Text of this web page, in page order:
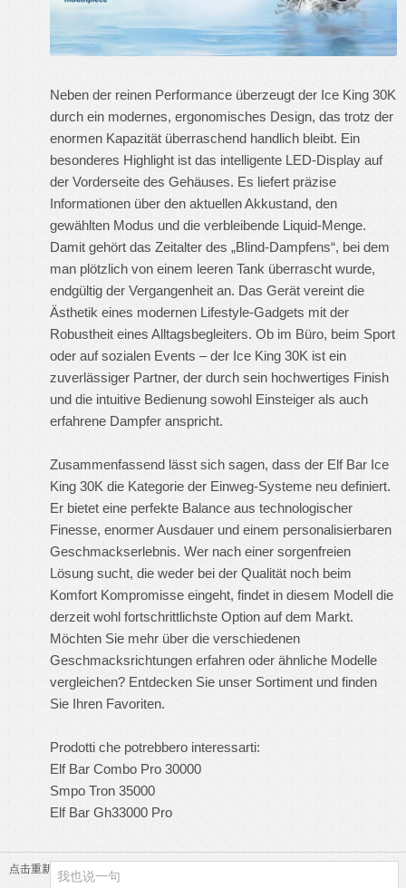
Neben der reinen Performance überzeugt der Ice King 30K
durch ein modernes, ergonomisches Design, das trotz der
enormen Kapazität überraschend handlich bleibt. Ein
besonderes Highlight ist das intelligente LED-Display auf
der Vorderseite des Gehäuses. Es liefert präzise
Informationen über den aktuellen Akkustand, den
gewählten Modus und die verbleibende Liquid-Menge.
Damit gehört das Zeitalter des „Blind-Dampfens“, bei dem
man plötzlich von einem leeren Tank überrascht wurde,
endgültig der Vergangenheit an. Das Gerät vereint die
Ästhetik eines modernen Lifestyle-Gadgets mit der
Robustheit eines Alltagsbegleiters. Ob im Büro, beim Sport
oder auf sozialen Events – der Ice King 30K ist ein
zuverlässiger Partner, der durch sein hochwertiges Finish
und die intuitive Bedienung sowohl Einsteiger als auch
erfahrene Dampfer anspricht.
Zusammenfassend lässt sich sagen, dass der Elf Bar Ice
King 30K die Kategorie der Einweg-Systeme neu definiert.
Er bietet eine perfekte Balance aus technologischer
Finesse, enormer Ausdauer und einem personalisierbaren
Geschmackserlebnis. Wer nach einer sorgenfreien
Lösung sucht, die weder bei der Qualität noch beim
Komfort Kompromisse eingeht, findet in diesem Modell die
derzeit wohl fortschrittlichste Option auf dem Markt.
Möchten Sie mehr über die verschiedenen
Geschmacksrichtungen erfahren oder ähnliche Modelle
vergleichen? Entdecken Sie unser Sortiment und finden
Sie Ihren Favoriten.
Prodotti che potrebbero interessarti:
Elf Bar Combo Pro 30000
Smpo Tron 35000
Elf Bar Gh33000 Pro
点击重新加载